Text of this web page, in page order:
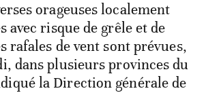
orageuses localement
avec risque de grêle et de
rafales de vent sont prévues,
dans plusieurs provinces du
la Direction générale de